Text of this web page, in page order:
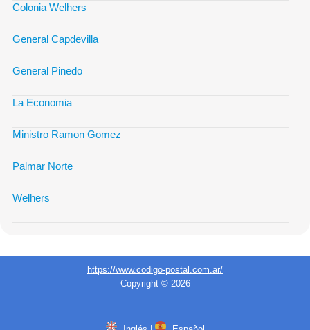
Colonia Welhers
General Capdevilla
General Pinedo
La Economia
Ministro Ramon Gomez
Palmar Norte
Welhers
https://www.codigo-postal.com.ar/
Copyright © 2026